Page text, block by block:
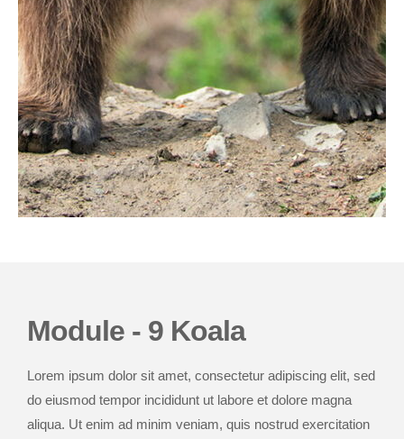
Module - 9 Koala
Lorem ipsum dolor sit amet, consectetur adipiscing elit, sed
do eiusmod tempor incididunt ut labore et dolore magna
aliqua. Ut enim ad minim veniam, quis nostrud exercitation